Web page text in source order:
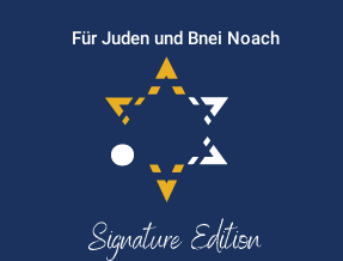
Für Juden und Bnei Noach